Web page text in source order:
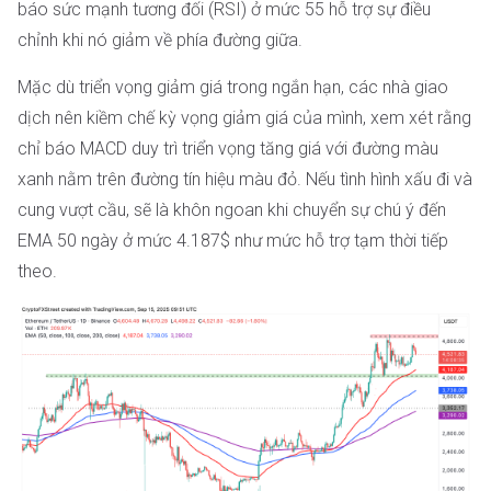
báo sức mạnh tương đối (RSI) ở mức 55 hỗ trợ sự điều
chỉnh khi nó giảm về phía đường giữa.
Mặc dù triển vọng giảm giá trong ngắn hạn, các nhà giao
dịch nên kiềm chế kỳ vọng giảm giá của mình, xem xét rằng
chỉ báo MACD duy trì triển vọng tăng giá với đường màu
xanh nằm trên đường tín hiệu màu đỏ. Nếu tình hình xấu đi và
cung vượt cầu, sẽ là khôn ngoan khi chuyển sự chú ý đến
EMA 50 ngày ở mức 4.187$ như mức hỗ trợ tạm thời tiếp
theo.